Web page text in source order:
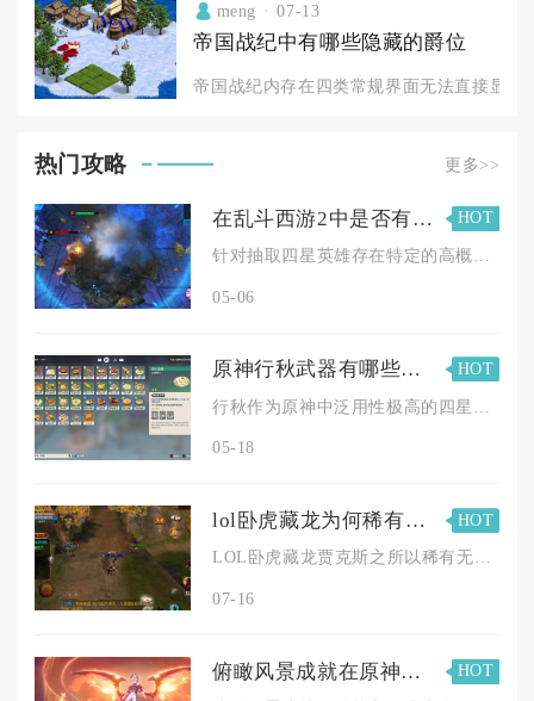
meng 07-13
帝国战纪中有哪些隐藏的爵位
帝国战纪内存在四类常规界面无法直接显示
热门攻略 更多>>
在乱斗西游2中是否有特定活动能提高抽四星英雄的概率
HOT
05-06
原神行秋武器有哪些四星推荐武器
HOT
05-18
lol卧虎藏龙为何稀有无比
HOT
07-16
俯瞰风景成就在原神中有何要求
HOT